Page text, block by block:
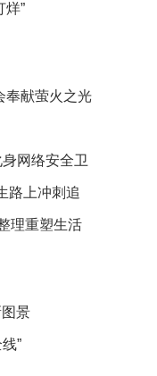
烊”
奉献萤火之光
网络安全卫
路上冲刺追
理重塑生活
景
”